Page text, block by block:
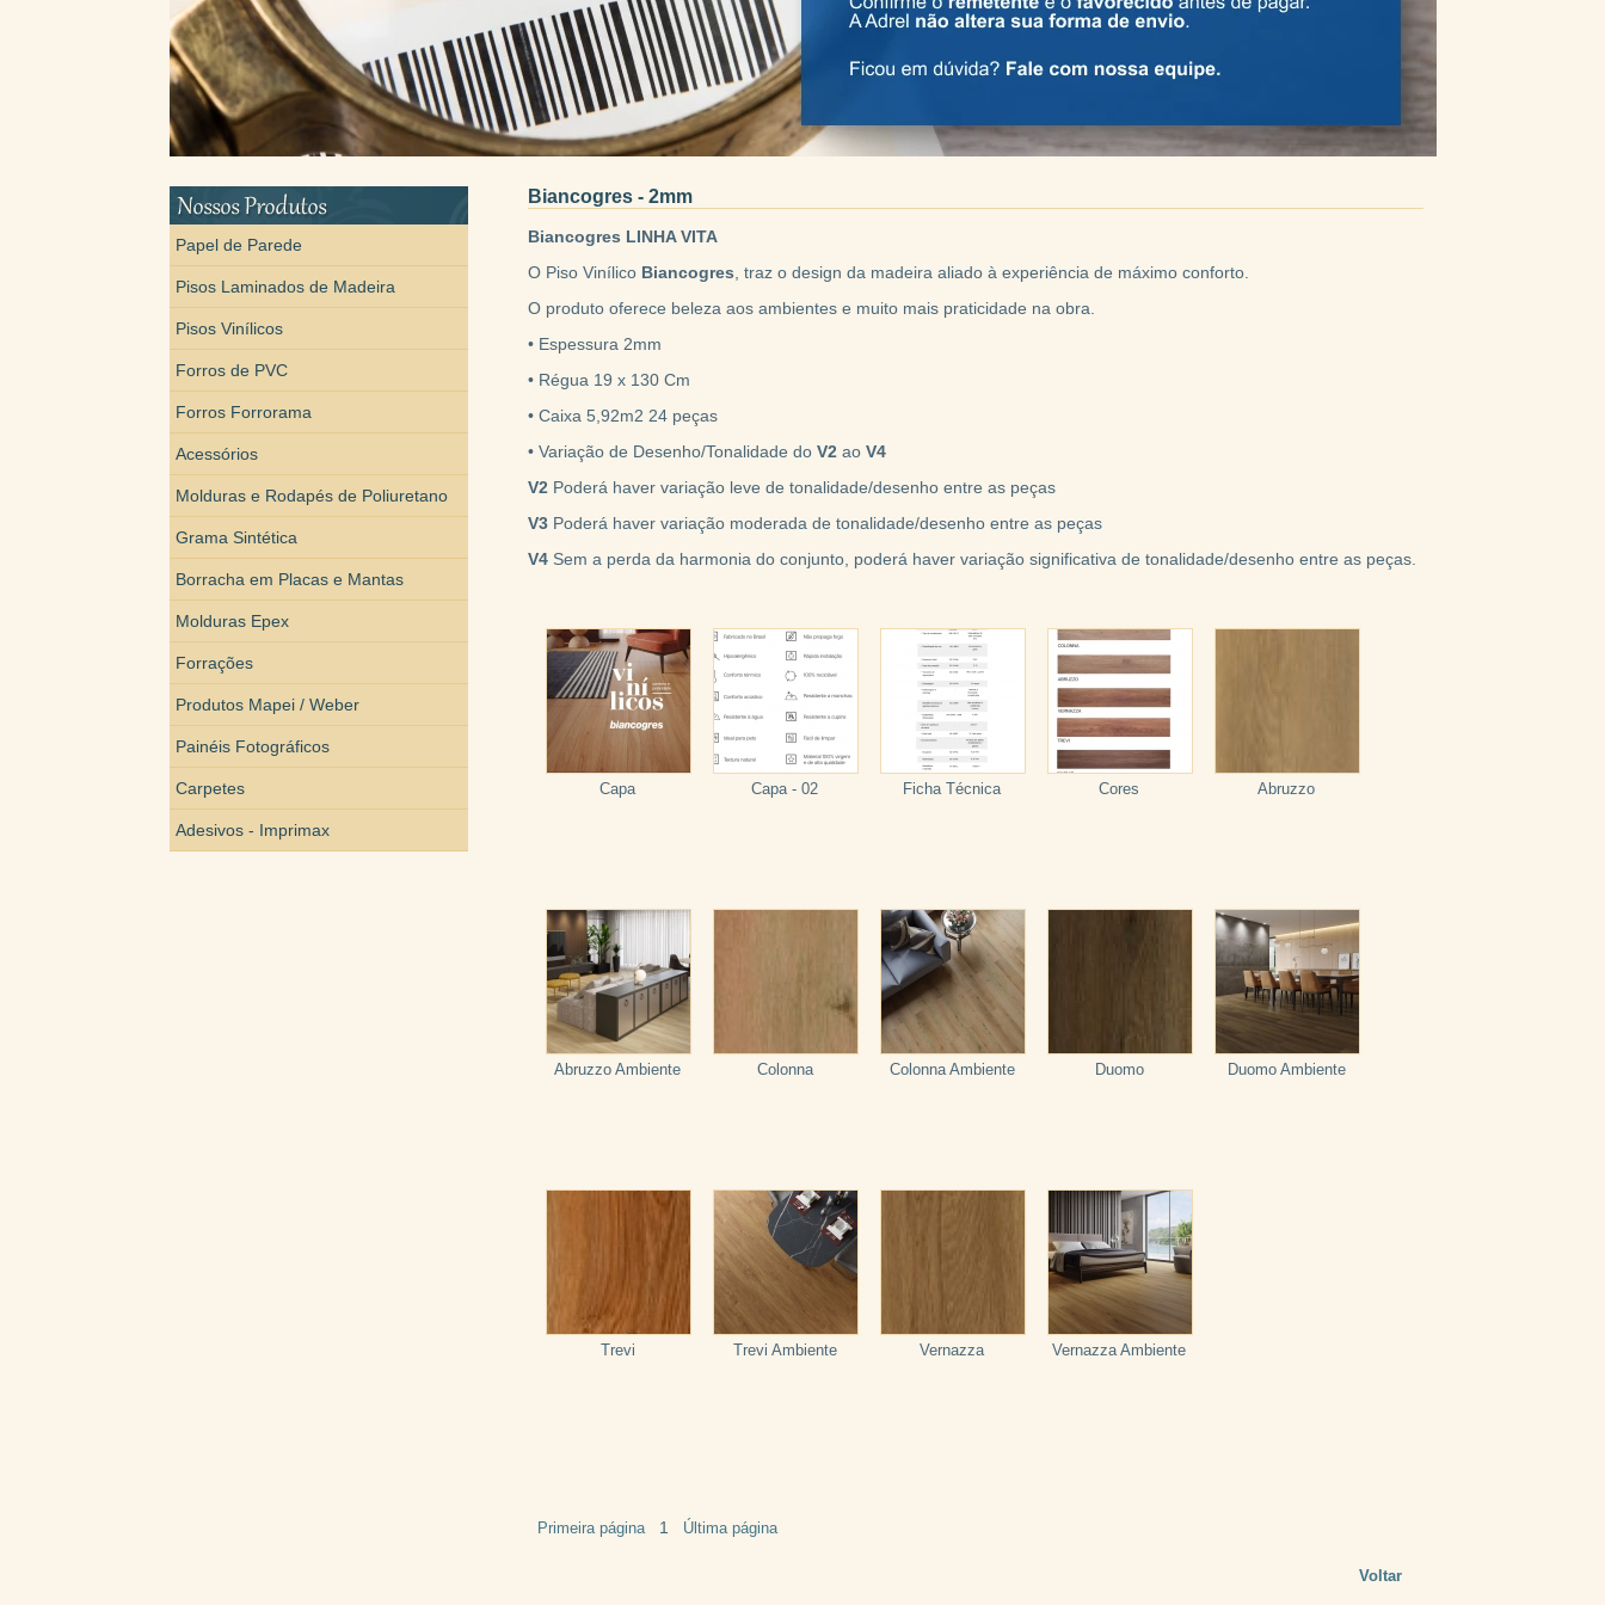
Papel de Parede
Pisos Laminados de Madeira
Pisos Vinílicos
Forros de PVC
Forros Forrorama
Acessórios
Molduras e Rodapés de Poliuretano
Grama Sintética
Borracha em Placas e Mantas
Molduras Epex
Forrações
Produtos Mapei / Weber
Painéis Fotográficos
Carpetes
Adesivos - Imprimax
Biancogres - 2mm
Biancogres LINHA VITA
O Piso Vinílico Biancogres , traz o design da madeira aliado à experiência de máximo conforto.
O produto oferece beleza aos ambientes e muito mais praticidade na obra.
• Espessura 2mm
• Régua 19 x 130 Cm
• Caixa 5,92m2 24 peças
• Variação de Desenho/Tonalidade do V2 ao V4
V2 Poderá haver variação leve de tonalidade/desenho entre as peças
V3 Poderá haver variação moderada de tonalidade/desenho entre as peças
V4 Sem a perda da harmonia do conjunto, poderá haver variação significativa de tonalidade/desenho entre as peças.
Capa Capa - 02 Ficha Técnica Cores Abruzzo
Abruzzo Ambiente Colonna Colonna Ambiente Duomo Duomo Ambiente
Trevi Trevi Ambiente Vernazza Vernazza Ambiente
Primeira página 1 Última página
Voltar